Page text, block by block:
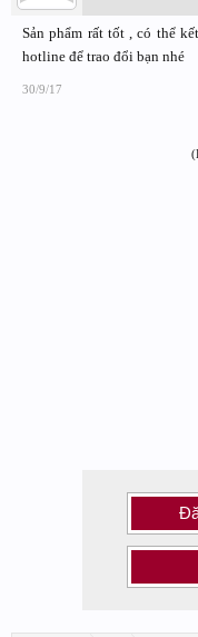
Sản phẩm rất tốt , có thể
hotline để trao đổi bạn nhé
30/9/17